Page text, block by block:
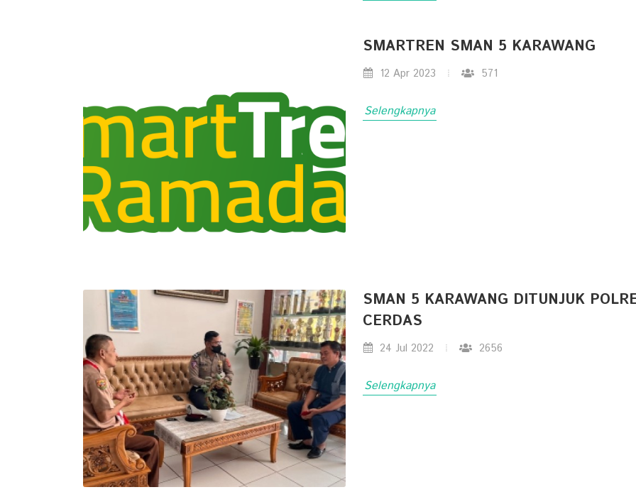
SMARTREN SMAN 5 KARAWANG
12 Apr 2023 571
Selengkapnya
SMAN 5 KARAWANG DITUNJUK
CERDAS
24 Jul 2022 2656
Selengkapnya